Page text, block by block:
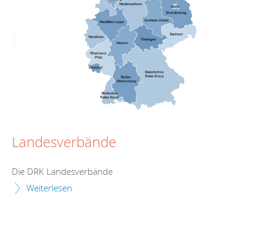
Landesverbände
Die DRK Landesverbände
Weiterlesen